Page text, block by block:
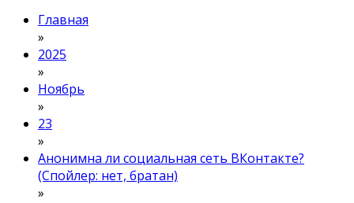
Главная
»
2025
»
Ноябрь
»
23
»
Анонимна ли социальная сеть ВКонтакте?
(Спойлер: нет, братан)
»